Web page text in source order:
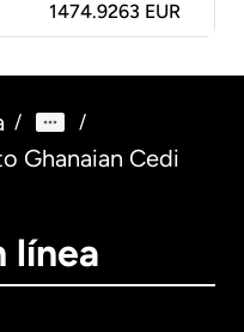
1474.9263 EUR
/ /
Ghanaian Cedi
línea